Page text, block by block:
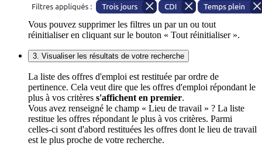
Vous pouvez supprimer les filtres un par un ou tout
réinitialiser en cliquant sur le bouton « Tout réinitialiser ».
3. Visualiser les résultats de votre recherche
La liste des offres d'emploi est restituée par ordre de
pertinence. Cela veut dire que les offres d'emploi répondant le
plus à vos critères s'affichent en premier.
Vous avez renseigné le champ « Lieu de travail » ? La liste
restitue les offres répondant le plus à vos critères. Parmi
celles-ci sont d'abord restituées les offres dont le lieu de travail
est le plus proche de votre recherche.